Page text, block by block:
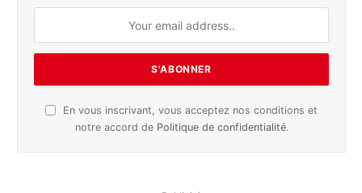
En vous inscrivant, vous acceptez nos conditions et
notre accord de Politique de confidentialité.